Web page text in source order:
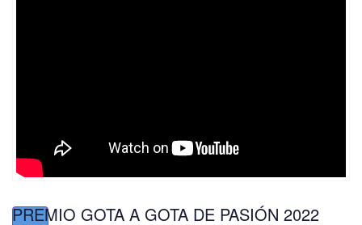
PREMIO GOTA A GOTA DE PASIÓN 2022